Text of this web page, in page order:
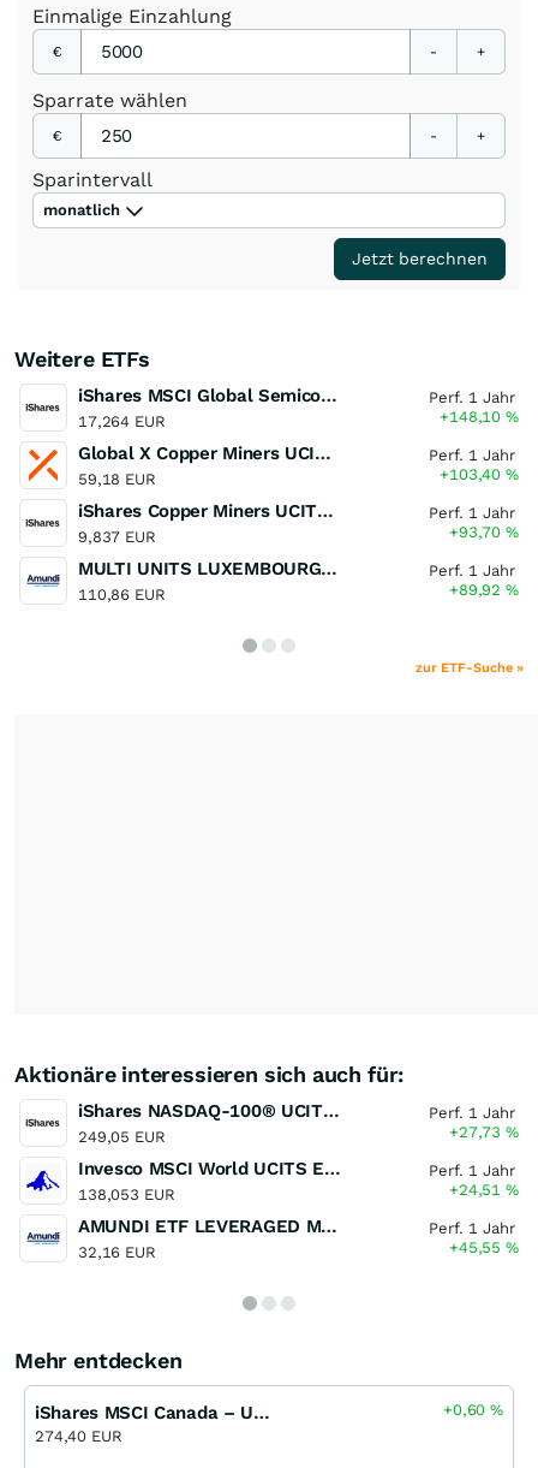
Einmalige Einzahlung
€ - +
Sparrate wählen
€ - +
Sparintervall
monatlich
Jetzt berechnen
Weitere ETFs
iShares MSCI Global Semiconductors UCITS ETF USD (Acc)
17,264 EUR
Perf. 1 Jahr
+148,10%
Global X Copper Miners UCITS ETF USD Acc
59,18 EUR
Perf. 1 Jahr
+103,40%
iShares Copper Miners UCITS ETF
9,837 EUR
Perf. 1 Jahr
+93,70%
MULTI UNITS LUXEMBOURG - Lyxor MSCI Semiconductors ESG Filtered
110,86 EUR
Perf. 1 Jahr
+89,92%
zur ETF-Suche »
Aktionäre interessieren sich auch für:
iShares NASDAQ-100® UCITS ETF (DE)
249,05 EUR
Perf. 1 Jahr
+27,73%
Invesco MSCI World UCITS ETF
138,053 EUR
Perf. 1 Jahr
+24,51%
AMUNDI ETF LEVERAGED MSCI USA DAILY UCITS ETF
32,16 EUR
Perf. 1 Jahr
+45,55%
Mehr entdecken
iShares MSCI Canada – UCITS ETF
274,40 EUR
+0,60%